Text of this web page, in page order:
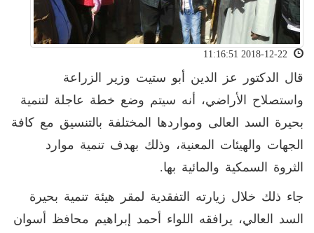
قال الدكتور عز الدين أبو ستيت وزير الزراعة
واستصلاح الأراضي، أنه سيتم وضع خطة عاجلة لتنمية
بحيرة السد العالى ومواردها المختلفة بالتنسيق مع كافة
الجهات والهيئات المعنية، وذلك بهدف تنمية موارد
الثروة السمكية والمائية بها.
جاء ذلك خلال زيارته التفقدية لمقر هيئة تنمية بحيرة
السد العالي، يرافقه اللواء أحمد إبراهيم محافظ أسوان